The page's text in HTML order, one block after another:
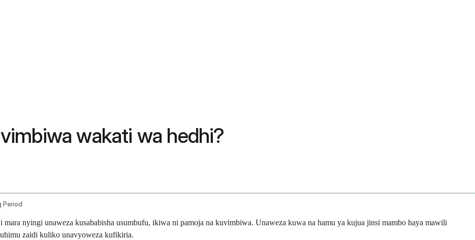
wakati wa hedhi?
Period
nyingi unaweza kusababisha usumbufu, ikiwa ni pamoja na kuvimbiwa. Unaweza kuwa na hamu ya kujua jinsi mambo haya mawili
zaidi kuliko unavyoweza kufikiria.